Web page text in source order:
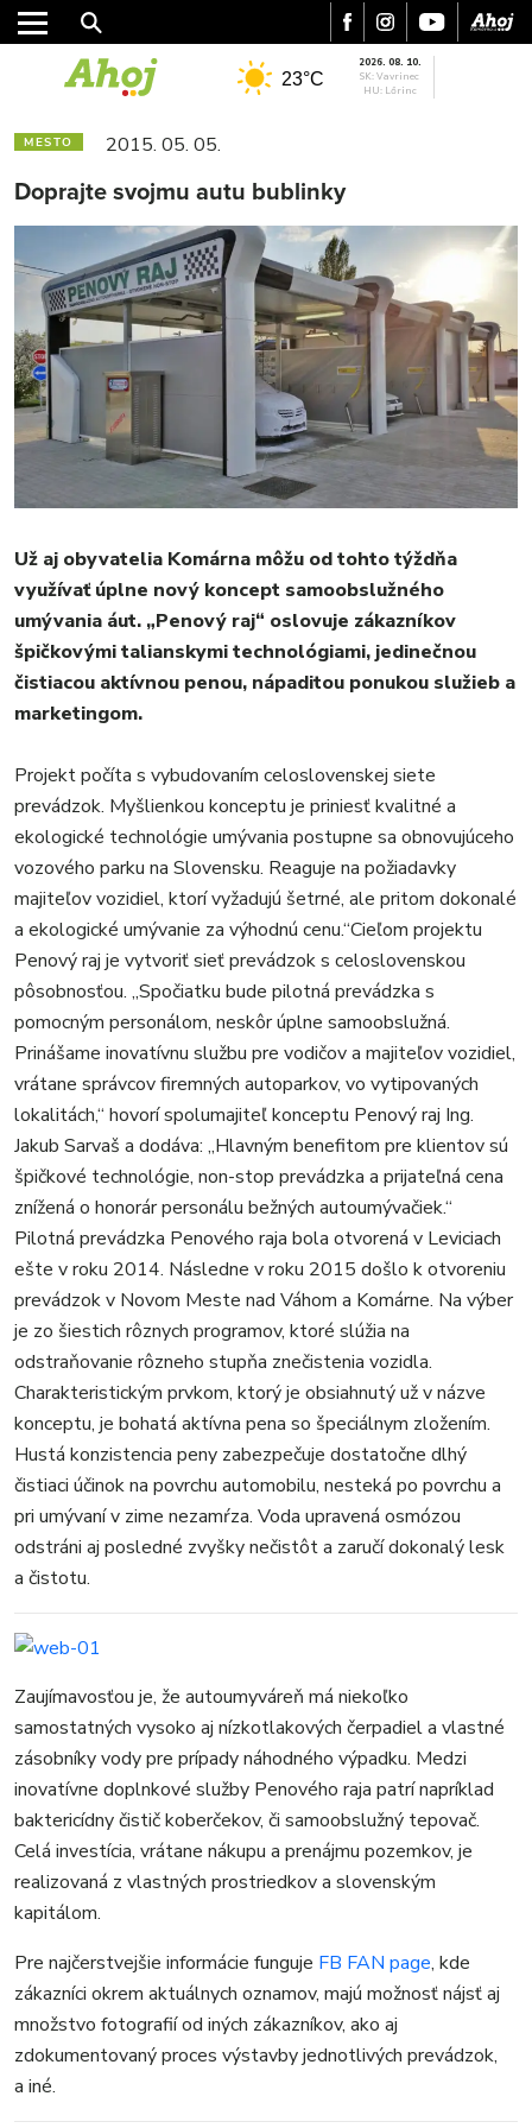
MESTO
REGIÓN
ŠPORT
KULTÚRA
FOTKY
VIDEO
23°C
2026. 08. 10.
SK: Vavrinec
HU: Lőrinc
MESTO 2015. 05. 05.
Doprajte svojmu autu bublinky
Už aj obyvatelia Komárna môžu od tohto týždňa
využívať úplne nový koncept samoobslužného
umývania áut. „Penový raj“ oslovuje zákazníkov
špičkovými talianskymi technológiami, jedinečnou
čistiacou aktívnou penou, nápaditou ponukou služieb a
marketingom.
Projekt počíta s vybudovaním celoslovenskej siete
prevádzok. Myšlienkou konceptu je priniesť kvalitné a
ekologické technológie umývania postupne sa obnovujúceho
vozového parku na Slovensku. Reaguje na požiadavky
majiteľov vozidiel, ktorí vyžadujú šetrné, ale pritom dokonalé
a ekologické umývanie za výhodnú cenu.“Cieľom projektu
Penový raj je vytvoriť sieť prevádzok s celoslovenskou
pôsobnosťou. „Spočiatku bude pilotná prevádzka s
pomocným personálom, neskôr úplne samoobslužná.
Prinášame inovatívnu službu pre vodičov a majiteľov vozidiel,
vrátane správcov firemných autoparkov, vo vytipovaných
lokalitách,“ hovorí spolumajiteľ konceptu Penový raj Ing.
Jakub Sarvaš a dodáva: „Hlavným benefitom pre klientov sú
špičkové technológie, non-stop prevádzka a prijateľná cena
znížená o honorár personálu bežných autoumývačiek.“
Pilotná prevádzka Penového raja bola otvorená v Leviciach
ešte v roku 2014. Následne v roku 2015 došlo k otvoreniu
prevádzok v Novom Meste nad Váhom a Komárne. Na výber
je zo šiestich rôznych programov, ktoré slúžia na
odstraňovanie rôzneho stupňa znečistenia vozidla.
Charakteristickým prvkom, ktorý je obsiahnutý už v názve
konceptu, je bohatá aktívna pena so špeciálnym zložením.
Hustá konzistencia peny zabezpečuje dostatočne dlhý
čistiaci účinok na povrchu automobilu, nesteká po povrchu a
pri umývaní v zime nezamŕza. Voda upravená osmózou
odstráni aj posledné zvyšky nečistôt a zaručí dokonalý lesk
a čistotu.
Zaujímavosťou je, že autoumyváreň má niekoľko
samostatných vysoko aj nízkotlakových čerpadiel a vlastné
zásobníky vody pre prípady náhodného výpadku. Medzi
inovatívne doplnkové služby Penového raja patrí napríklad
baktericídny čistič koberčekov, či samoobslužný tepovač.
Celá investícia, vrátane nákupu a prenájmu pozemkov, je
realizovaná z vlastných prostriedkov a slovenským
kapitálom.
Pre najčerstvejšie informácie funguje FB FAN page, kde
zákazníci okrem aktuálnych oznamov, majú možnosť nájsť aj
množstvo fotografií od iných zákazníkov, ako aj
zdokumentovaný proces výstavby jednotlivých prevádzok,
a iné.